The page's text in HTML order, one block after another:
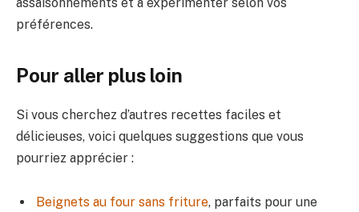
assaisonnements et à expérimenter selon vos
préférences.
Pour aller plus loin
Si vous cherchez d’autres recettes faciles et
délicieuses, voici quelques suggestions que vous
pourriez apprécier :
Beignets au four sans friture, parfaits pour une